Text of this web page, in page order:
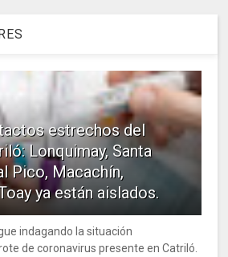
estrechos del
Lonquimay, Santa
Pico, Macachín,
ya están aislados.
indagando la situación
de coronavirus presente en Catriló.